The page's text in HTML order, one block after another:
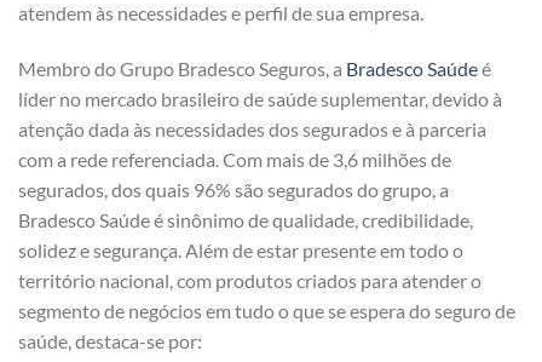
atendem às necessidades e perfil de sua empresa.
Membro do Grupo Bradesco Seguros, a Bradesco Saúdeé
líder no mercado brasileiro de saúde suplementar, devido à
atenção dada às necessidades dos segurados e à parceria
com a rede referenciada. Com mais de 3,6 milhões de
segurados, dos quais 96% são segurados do grupo, a
Bradesco Saúde é sinônimo de qualidade, credibilidade,
solidez e segurança. Além de estar presente em todo o
território nacional, com produtos criados para atender o
segmento de negócios em tudo o que se espera do seguro de
saúde, destaca-se por: